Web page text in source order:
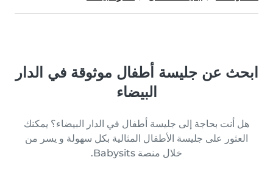
ابحث عن جليسة أطفال موثوقة في الدار
البيضاء
هل أنت بحاجة إلى جليسة أطفال في الدار البيضاء؟ يمكنك
العثور على جليسة الأطفال المثالية بكل سهولة و يسر من
خلال منصة Babysits.